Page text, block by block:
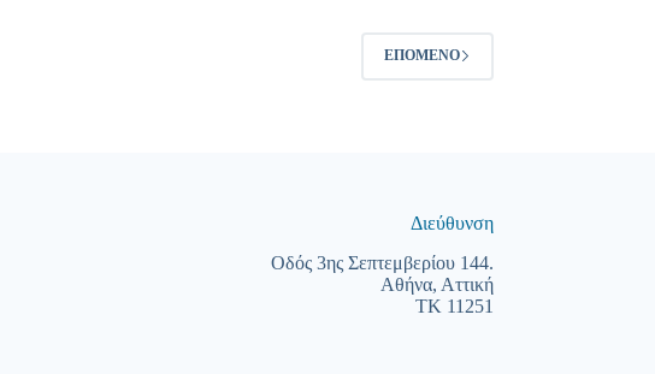
ΕΠΌΜΕΝΟ
Διεύθυνση
Οδός 3ης Σεπτεμβερίου 144.
Αθήνα, Αττική
ΤΚ 11251